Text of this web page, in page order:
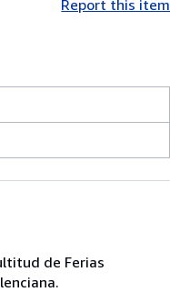
Report this item
de Ferias